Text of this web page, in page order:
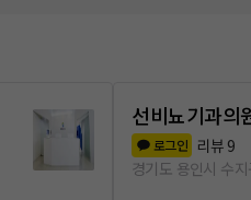
선비뇨기과의
로그인 리뷰 9
경기도 용인시 수